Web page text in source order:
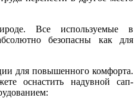
Все используемые в
безопасны как для
для повышенного комфорта.
оснастить надувной сап-